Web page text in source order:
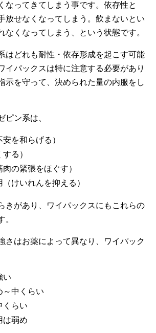
なってきてしまう事です。依存性と
放せなくなってしまう。飲まないとい
なくなってしまう、という状態です。
はどれも耐性・依存形成を起こす可能
イパックスは特に注意する必要があり
示を守って、決められた量の内服をし
ピン系は、
を和らげる）
る）
の緊張をほぐす）
けいれんを抑える）
きがあり、ワイパックスにもこれらの
。
さはお薬によって異なり、ワイパック
い
～中くらい
くらい
は弱め